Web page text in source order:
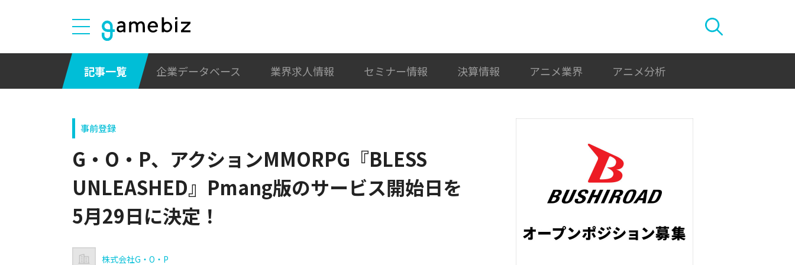
記事一覧 企業データベース 業界求人情報 セミナー情報 決算情報 アニメ業界 アニメ分析
事前登録
G・O・P、アクションMMORPG『BLESS
UNLEASHED』Pmang版のサービス開始日を
5月29日に決定！
株式会社G・O・P